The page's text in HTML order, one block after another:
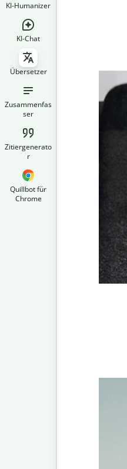
KI-Humanizer
KI-Chat
Übersetzer
Zusammenfas
ser
Zitiergenerato
r
Quillbot für
Chrome